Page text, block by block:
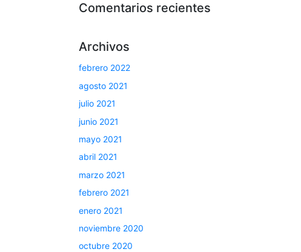
Comentarios recientes
Archivos
febrero 2022
agosto 2021
julio 2021
junio 2021
mayo 2021
abril 2021
marzo 2021
febrero 2021
enero 2021
noviembre 2020
octubre 2020